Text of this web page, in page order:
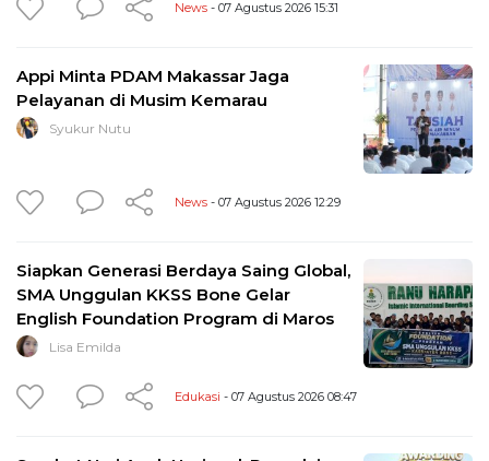
News - 07 Agustus 2026 15:31
Appi Minta PDAM Makassar Jaga
Pelayanan di Musim Kemarau
Syukur Nutu
News - 07 Agustus 2026 12:29
Siapkan Generasi Berdaya Saing Global,
SMA Unggulan KKSS Bone Gelar
English Foundation Program di Maros
Lisa Emilda
Edukasi - 07 Agustus 2026 08:47